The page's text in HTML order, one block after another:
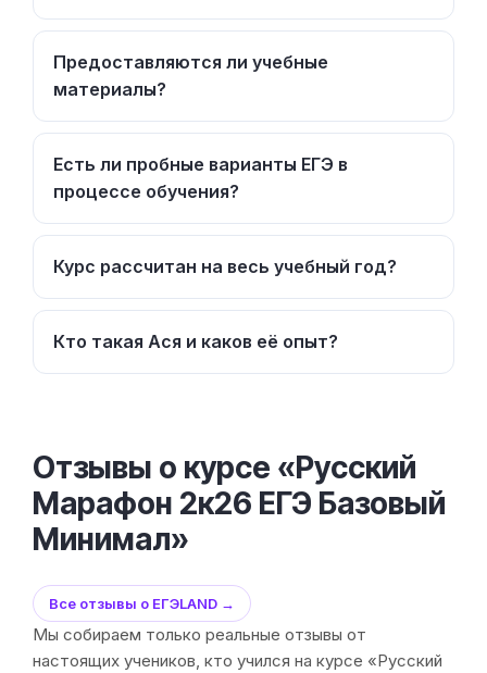
Предоставляются ли учебные
материалы?
Есть ли пробные варианты ЕГЭ в
процессе обучения?
Курс рассчитан на весь учебный год?
Кто такая Ася и каков её опыт?
Отзывы о курсе «Русский
Марафон 2к26 ЕГЭ Базовый
Минимал»
Все отзывы о ЕГЭLAND →
Мы собираем только реальные отзывы от
настоящих учеников, кто учился на курсе «Русский